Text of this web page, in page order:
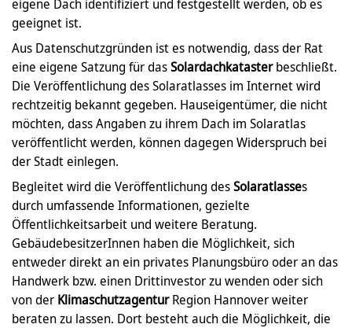
eigene Dach identifiziert und festgestellt werden, ob es
geeignet ist.
Aus Datenschutzgründen ist es notwendig, dass der Rat
eine eigene Satzung für dasSolardachkatasterbeschließt.
Die Veröffentlichung des Solaratlasses im Internet wird
rechtzeitig bekannt gegeben. Hauseigentümer, die nicht
möchten, dass Angaben zu ihrem Dach im Solaratlas
veröffentlicht werden, können dagegen Widerspruch bei
der Stadt einlegen.
Begleitet wird die Veröffentlichung desSolaratlasses
durch umfassende Informationen, gezielte
Öffentlichkeitsarbeit und weitere Beratung.
GebäudebesitzerInnen haben die Möglichkeit, sich
entweder direkt an ein privates Planungsbüro oder an das
Handwerk bzw. einen Drittinvestor zu wenden oder sich
von der KlimaschutzagenturRegion Hannover weiter
beraten zu lassen. Dort besteht auch die Möglichkeit, die